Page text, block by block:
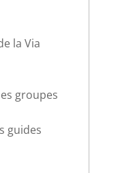
la Via
groupes
guides